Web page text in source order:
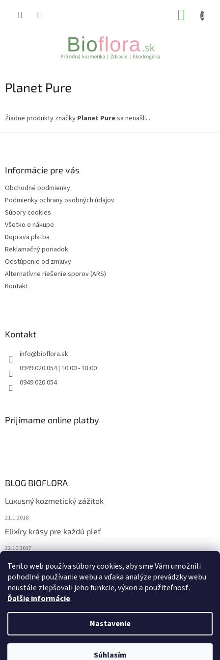
Tento web používa súbory cookies, aby sme Vám umožnili
pohodlné používanie webu a vďaka analýze prevádzky webu
neustále zlepšovali jeho funkcie, výkon a použiteľnosť.
Ďalšie informácie.
Nastavenie
Súhlasím
Planet Pure
Žiadne produkty značky Planet Pure sa nenašli...
Informácie pre vás
Obchodné podmienky
Podmienky ochrany osobných údajov
Súbory cookies
Všetko o nákupe
Doprava platba
Reklamačný poriadok
Odstúpenie od zmluvy
Alternatívne riešenie sporov (ARS)
Kontakt
Kontakt
info@bioflora.sk
0949 020 054 | 10:00 - 18:00
0949 020 054
Prijímame online platby
BLOG BIOFLORA
Luxusný kozmetický zážitok
21.1.2018
Elixíry krásy pre každú pleť
22.10.2017
Spoznajte prírodnú kozmetiku Sante
10.10.2017
Copyright 2026Bioflora.sk. Všetky práva vyhradené.Upraviť
nastavenie cookies